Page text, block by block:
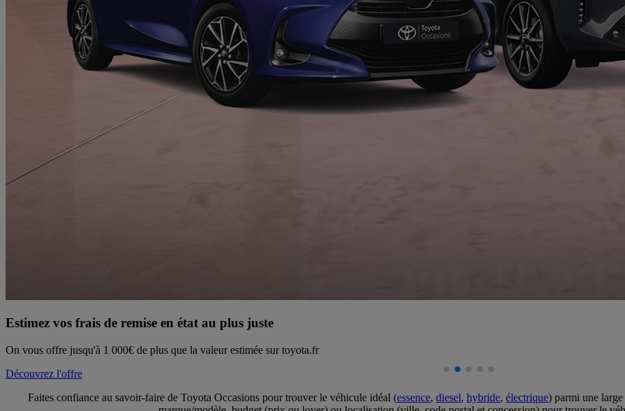
Estimez vos frais de remise en état au plus juste
On vous offre jusqu'à 1 000€ de plus que la valeur estimée sur toyota.fr
Découvrez l'offre
Faites confiance au savoir-faire de Toyota Occasions pour trouver le véhicule idéal (essence, diesel, hybride, électrique) parmi une large